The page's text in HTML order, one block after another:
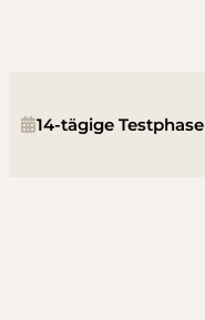
14-tägige Testphase